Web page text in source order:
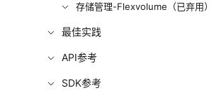
存储管理-Flexvolume（已弃用）
最佳实践
API参考
SDK参考